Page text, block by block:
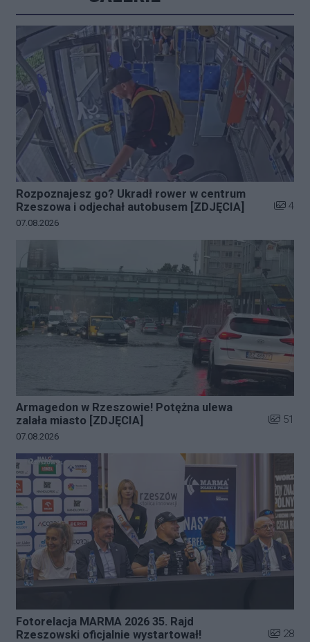
Rozpoznajesz go? Ukradł rower w centrum
Rzeszowa i odjechał autobusem [ZDJĘCIA]
Liczba
4
Data dodania galerii:
07.08.2026
Armagedon w Rzeszowie! Potężna ulewa
zalała miasto [ZDJĘCIA]
Liczba
51
Data dodania galerii:
07.08.2026
Fotorelacja MARMA 2026 35. Rajd
Rzeszowski oficjalnie wystartował!
Liczba
28